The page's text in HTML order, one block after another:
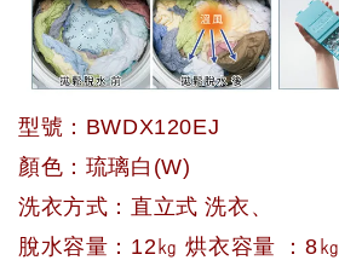
型號：BWDX120EJ
顏色：琉璃白(W)
洗衣方式：直立式 洗衣、
脫水容量：12㎏ 烘衣容量 ：8㎏